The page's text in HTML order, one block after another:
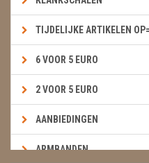
TIJDELIJKE ARTIKELEN
6 VOOR 5 EURO
2 VOOR 5 EURO
AANBIEDINGEN
ARMBANDEN